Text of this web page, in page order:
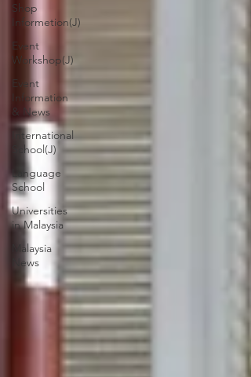
Shop
Informetion(J)
Event
Workshop(J)
Event
Information
& News
International
School(J)
Language
School
Universities
in Malaysia
Malaysia
News